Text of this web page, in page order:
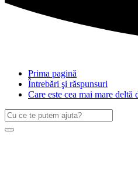
Prima pagină
Întrebări şi răspunsuri
Care este cea mai mare
Caută
după:
Search